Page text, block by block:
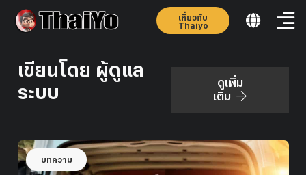
เกี่ยวกับ
Thaiyo
เขียนโดย ผู้ดูแล
ระบบ
ดูเพิ่ม
เติม
บทความ